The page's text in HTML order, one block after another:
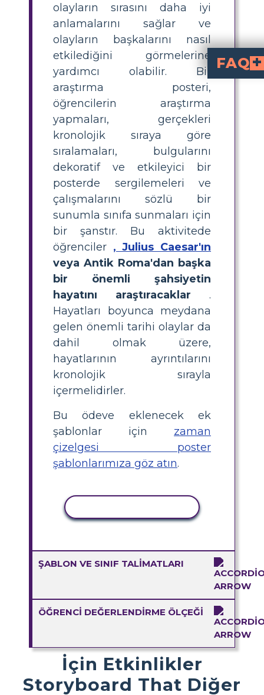
olayların sırasını daha iyi
anlamalarını sağlar ve
olayların başkalarını nasıl
etkilediğini görmelerine
yardımcı olabilir. Bir
araştırma posteri,
öğrencilerin araştırma
yapmaları, gerçekleri
kronolojik sıraya göre
sıralamaları, bulgularını
dekoratif ve etkileyici bir
posterde sergilemeleri ve
çalışmalarını sözlü bir
sunumla sınıfa sunmaları için
bir şanstır. Bu aktivitede
öğrenciler , Julius Caesar'ın
veya Antik Roma'dan başka
bir önemli şahsiyetin
hayatını araştıracaklar .
Hayatları boyunca meydana
gelen önemli tarihi olaylar da
dahil olmak üzere,
hayatlarının ayrıntılarını
kronolojik sırayla
içermelidirler.
Bu ödeve eklenecek ek
şablonlar için zaman
çizelgesi poster
şablonlarımıza göz atın.
ŞABLON VE SINIF TALIMATLARI
ÖĞRENCI DEĞERLENDIRME ÖLÇEĞI
İçin Etkinlikler
Storyboard That Diğer
FAQ